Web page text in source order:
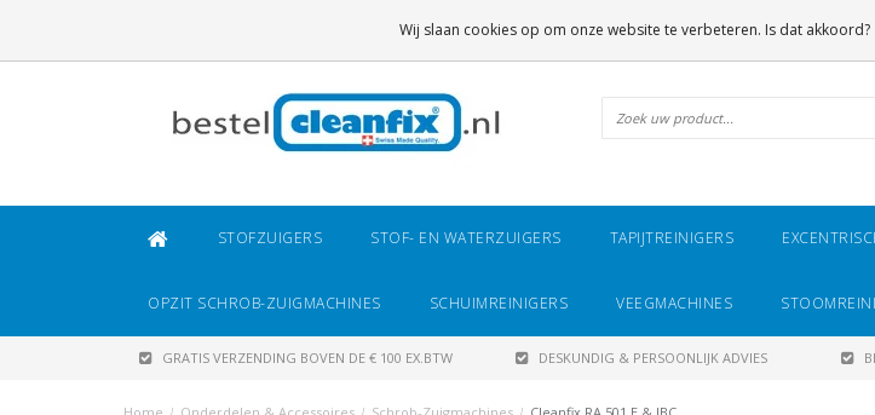
STOFZUIGERS STOF- EN WATERZUIGERS TAPIJTREINIGERS
OPZIT SCHROB-ZUIGMACHINES SCHUIMREINIGERS VEEGMACHINES
GRATIS VERZENDING BOVEN DE € 100 EX.BTW DESKUNDIG & PERSOONLIJK ADVIES
Wij slaan cookies op om onze website te verbeteren. Is dat akkoord?